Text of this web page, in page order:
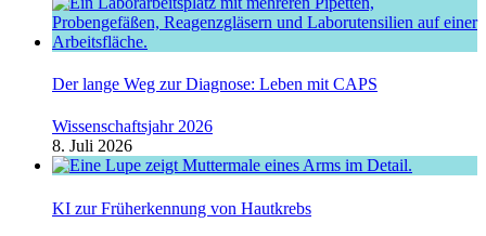
Der lange Weg zur Diagnose: Leben mit CAPS
Wissenschaftsjahr 2026
8. Juli 2026
KI zur Früherkennung von Hautkrebs